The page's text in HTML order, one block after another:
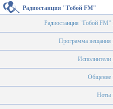
Радиостанция "Гобой FM"
Радиостанция "Гобой FM"
Программа вещания
Исполнители
Общение
Ноты